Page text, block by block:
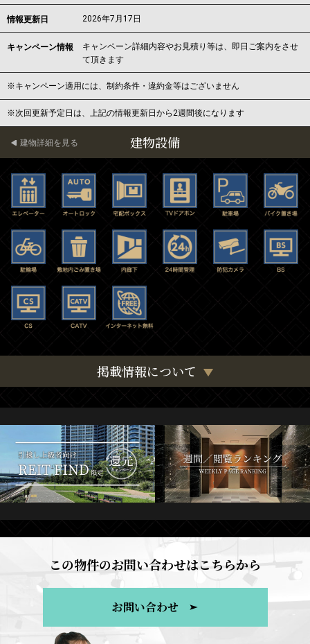
情報更新日 2026年7月17日
キャンペーン情報
キャンペーン詳細内容やお見積り等は、即日ご案内をさせ
て頂きます
※キャンペーン適用には、制約条件・違約金等はございません
※次回更新予定日は、上記の情報更新日から2週間後になります
建物設備
建物詳細を見る
掲載情報について
この物件のお問い合わせはこちらから
お問い合わせ